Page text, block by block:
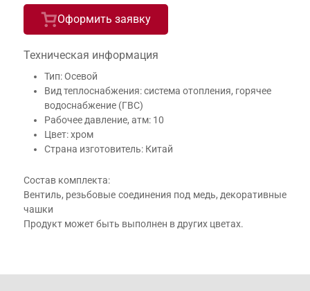
Оформить заявку
Техническая информация
Тип: Осевой
Вид теплоснабжения: система отопления, горячее
водоснабжение (ГВС)
Рабочее давление, атм: 10
Цвет: хром
Страна изготовитель: Китай
Состав комплекта:
Вентиль, резьбовые соединения под медь, декоративные
чашки
Продукт может быть выполнен в других цветах.